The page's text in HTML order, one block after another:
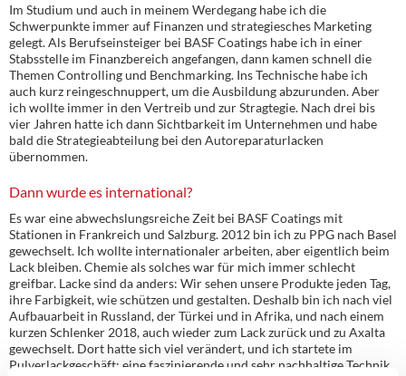
Im Studium und auch in meinem Werdegang habe ich die
Schwerpunkte immer auf Finanzen und strategiesches Marketing
gelegt. Als Berufseinsteiger bei BASF Coatings habe ich in einer
Stabsstelle im Finanzbereich angefangen, dann kamen schnell die
Themen Controlling und Benchmarking. Ins Technische habe ich
auch kurz reingeschnuppert, um die Ausbildung abzurunden. Aber
ich wollte immer in den Vertreib und zur Stragtegie. Nach drei bis
vier Jahren hatte ich dann Sichtbarkeit im Unternehmen und habe
bald die Strategieabteilung bei den Autoreparaturlacken
übernommen.
Dann wurde es international?
Es war eine abwechslungsreiche Zeit bei BASF Coatings mit
Stationen in Frankreich und Salzburg. 2012 bin ich zu PPG nach Basel
gewechselt. Ich wollte internationaler arbeiten, aber eigentlich beim
Lack bleiben. Chemie als solches war für mich immer schlecht
greifbar. Lacke sind da anders: Wir sehen unsere Produkte jeden Tag,
ihre Farbigkeit, wie schützen und gestalten. Deshalb bin ich nach viel
Aufbauarbeit in Russland, der Türkei und in Afrika, und nach einem
kurzen Schlenker 2018, auch wieder zum Lack zurück und zu Axalta
gewechselt. Dort hatte sich viel verändert, und ich startete im
Pulverlackgeschäft; eine faszinierende und sehr nachhaltige Technik.